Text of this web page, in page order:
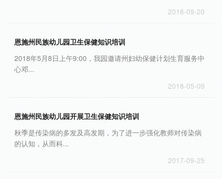
2018-09-20
恩施州民族幼儿园卫生保健知识培训
2018年5月8日上午9:00，我园邀请州妇幼保健计划生育服务中
心邓...
2018-05-09
恩施州民族幼儿园开展卫生保健知识培训
秋季是传染病的多发及高发期，为了进一步强化教师对传染病
的认知，从而科...
2017-09-25